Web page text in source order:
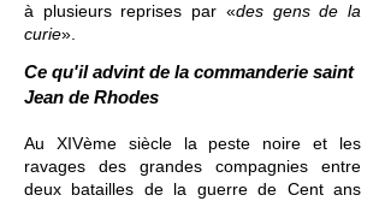
à plusieurs reprises par «des gens de la
curie».
Ce qu'il advint de la commanderie saint
Jean de Rhodes
Au XIVème siècle la peste noire et les
ravages des grandes compagnies entre
deux batailles de la guerre de Cent ans